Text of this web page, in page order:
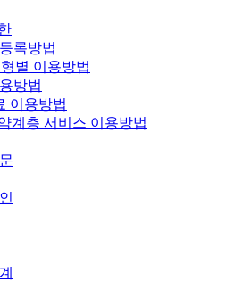
록방법
별 이용방법
방법
이용방법
계층 서비스 이용방법